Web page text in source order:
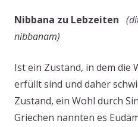
Nibbana zu Lebzeiten
nibbanam)
Ist ein Zustand, in dem die
erfüllt sind und daher
Zustand, ein Wohl durch
Griechen nannten es